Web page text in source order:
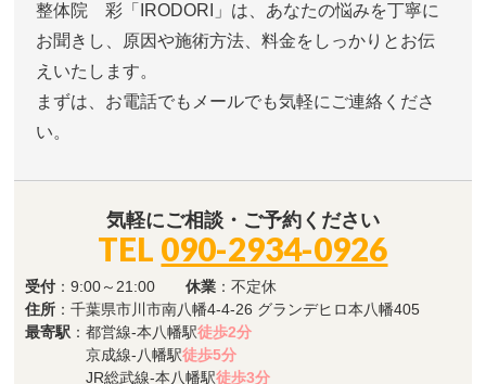
整体院 彩「IRODORI」は、あなたの悩みを丁寧に
お聞きし、原因や施術方法、料金をしっかりとお伝
えいたします。
まずは、お電話でもメールでも気軽にご連絡くださ
い。
気軽にご相談・ご予約ください
TEL 090-2934-0926
受付 ：9:00～21:00休業 ：不定休
住所 ：千葉県市川市南八幡4-4-26 グランデヒロ本八幡405
最寄駅 ：都営線-本八幡駅徒歩2分
京成線-八幡駅徒歩5分
JR総武線-本八幡駅徒歩3分